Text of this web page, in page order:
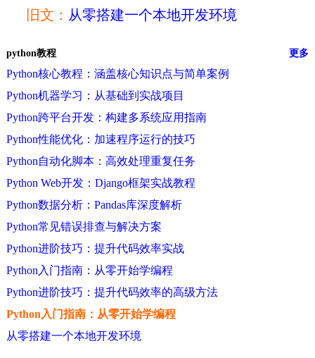
旧文： 从零搭建一个本地开发环境
python教程 更多
Python核心教程：涵盖核心知识点与简单案例
Python机器学习：从基础到实战项目
Python跨平台开发：构建多系统应用指南
Python性能优化：加速程序运行的技巧
Python自动化脚本：高效处理重复任务
Python Web开发：Django框架实战教程
Python数据分析：Pandas库深度解析
Python常见错误排查与解决方案
Python进阶技巧：提升代码效率实战
Python入门指南：从零开始学编程
Python进阶技巧：提升代码效率的高级方法
Python入门指南：从零开始学编程
从零搭建一个本地开发环境